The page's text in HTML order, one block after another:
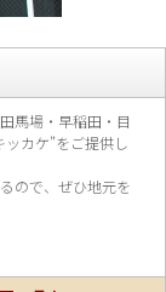
馬場・早稲田・目
ッカケ”をご提供し
ので、 ぜひ地元を